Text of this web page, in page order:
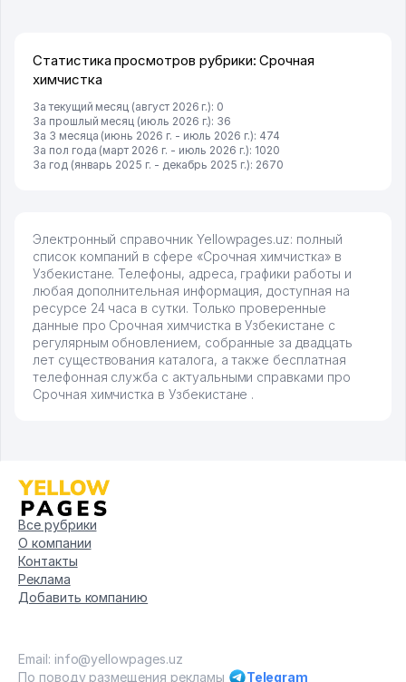
Статистика просмотров рубрики: Срочная
химчистка
За текущий месяц (август 2026 г.): 0
За прошлый месяц (июль 2026 г.): 36
За 3 месяца (июнь 2026 г. - июль 2026 г.): 474
За пол года (март 2026 г. - июль 2026 г.): 1020
За год (январь 2025 г. - декабрь 2025 г.): 2670
Электронный справочник Yellowpages.uz: полный
список компаний в сфере «Срочная химчистка» в
Узбекистане. Телефоны, адреса, графики работы и
любая дополнительная информация, доступная на
ресурсе 24 часа в сутки. Только проверенные
данные про Срочная химчистка в Узбекистане с
регулярным обновлением, собранные за двадцать
лет существования каталога, а также бесплатная
телефонная служба с актуальными справками про
Срочная химчистка в Узбекистане .
Все рубрики
О компании
Контакты
Реклама
Добавить компанию
Email: info@yellowpages.uz
По поводу размещения рекламы
Telegram